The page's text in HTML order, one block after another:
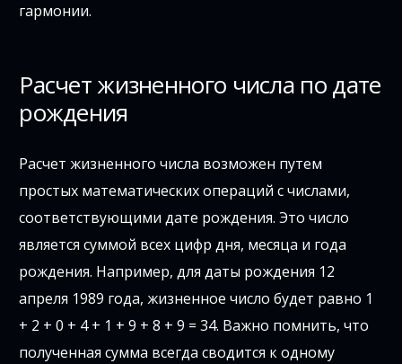
гармонии.
Расчет жизненного числа по дате
рождения
Расчет жизненного числа возможен путем
простых математических операций с числами,
соответствующими дате рождения. Это число
является суммой всех цифр дня, месяца и года
рождения. Например, для даты рождения 12
апреля 1989 года, жизненное число будет равно 1
+ 2 + 0 + 4 + 1 + 9 + 8 + 9 = 34. Важно помнить, что
полученная сумма всегда сводится к одному